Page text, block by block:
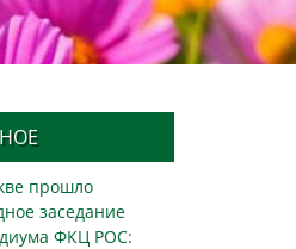
прошло
заседание
ФКЦ РОС: